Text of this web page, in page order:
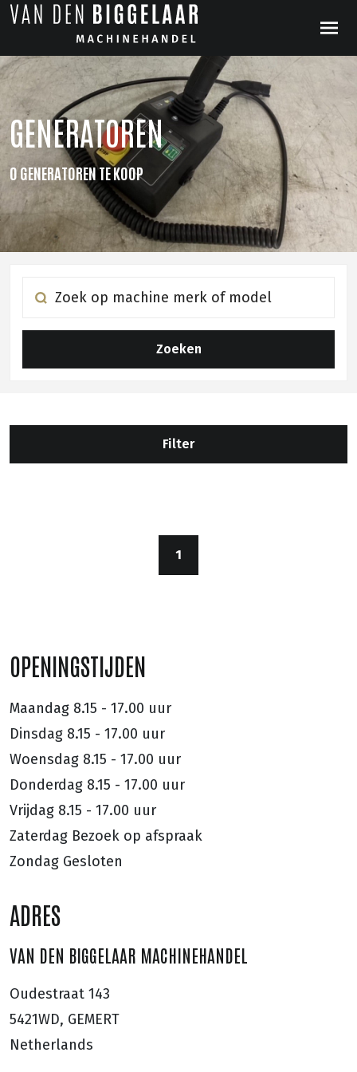
GENERATOREN
0 GENERATOREN TE KOOP
Filter
1
OPENINGSTIJDEN
Maandag 8.15 - 17.00 uur
Dinsdag 8.15 - 17.00 uur
Woensdag 8.15 - 17.00 uur
Donderdag 8.15 - 17.00 uur
Vrijdag 8.15 - 17.00 uur
Zaterdag Bezoek op afspraak
Zondag Gesloten
ADRES
VAN DEN BIGGELAAR MACHINEHANDEL
Oudestraat 143
5421WD, GEMERT
Netherlands